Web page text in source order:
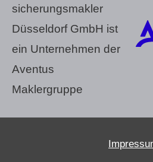
sicherungs­makler
Düsseldorf GmbH ist
ein Unternehmen der
Aventus
Maklergruppe